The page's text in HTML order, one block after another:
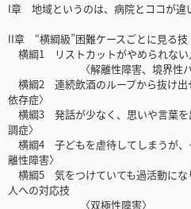
I章 地域というのは、病院とココが違
II章 “横綱級”困難ケースごとに見る技
横綱1 リストカットがやめられない
〈解離性障害、境界性パー
横綱2 連続飲酒のループから抜け出
依存症〉
横綱3 発話が少なく、思いや言葉を
調症〉
横綱4 子どもを虐待してしまうが、
離性障害〉
横綱5 気をつけていても過活動にな
人への対応技
〈双極性障害〉